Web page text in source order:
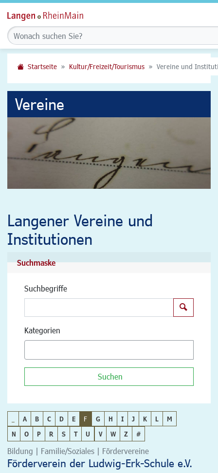
Startseite Kultur/Freizeit/Tourismus Vereine und
Vereine
Langener Vereine und
Institutionen
Suchmaske
Suchbegriffe
Kategorien
Suchen
A B C D E F G H I J K L
M
N
O P R S T U V W Z #
Bildung | Familie/Soziales | Fördervereine
Förderverein der Ludwig-Erk-Schule e.V.